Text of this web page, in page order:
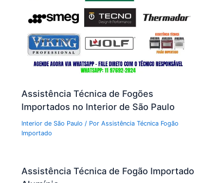
Assistência Técnica de Fogões
Importados no Interior de São Paulo
Interior de São Paulo / PorAssistência Técnica Fogão
Importado
Assistência Técnica de Fogão Importado